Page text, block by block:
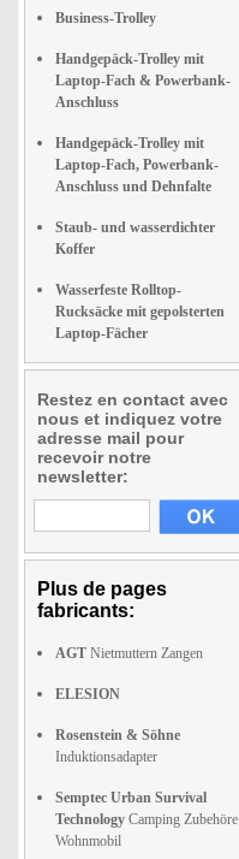
Business-Trolley
Handgepäck-Trolley mit
Laptop-Fach & Powerbank-
Anschluss
Handgepäck-Trolley mit
Laptop-Fach, Powerbank-
Anschluss und Dehnfalte
Staub- und wasserdichter
Koffer
Wasserfeste Rolltop-
Rucksäcke mit gepolsterten
Laptop-Fächer
Restez en contact avec
nous et indiquez votre
adresse mail pour
recevoir notre
newsletter:
Plus de pages
fabricants:
AGT Nietmuttern Zangen
ELESION
Rosenstein & Söhne
Induktionsadapter
Semptec Urban Survival
Technology Camping Zubehöre
Wohnmobil